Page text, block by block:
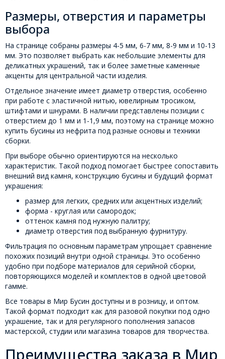
Размеры, отверстия и параметры
выбора
На странице собраны размеры 4-5 мм, 6-7 мм, 8-9 мм и 10-13
мм. Это позволяет выбрать как небольшие элементы для
деликатных украшений, так и более заметные каменные
акценты для центральной части изделия.
Отдельное значение имеет диаметр отверстия, особенно
при работе с эластичной нитью, ювелирным тросиком,
штифтами и шнурами. В наличии представлены позиции с
отверстием до 1 мм и 1-1,9 мм, поэтому на странице можно
купить бусины из нефрита под разные основы и техники
сборки.
При выборе обычно ориентируются на несколько
характеристик. Такой подход помогает быстрее сопоставить
внешний вид камня, конструкцию бусины и будущий формат
украшения:
размер для легких, средних или акцентных изделий;
форма - круглая или самородок;
оттенок камня под нужную палитру;
диаметр отверстия под выбранную фурнитуру.
Фильтрация по основным параметрам упрощает сравнение
похожих позиций внутри одной страницы. Это особенно
удобно при подборе материалов для серийной сборки,
повторяющихся моделей и комплектов в одной цветовой
гамме.
Все товары в Мир Бусин доступны и в розницу, и оптом.
Такой формат подходит как для разовой покупки под одно
украшение, так и для регулярного пополнения запасов
мастерской, студии или магазина товаров для творчества.
Преимущества заказа в Мир